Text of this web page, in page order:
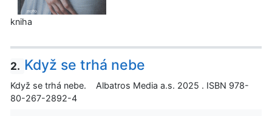
kniha
2. Když se trhá nebe
Když se trhá nebe. Albatros Media a.s. 2025 . ISBN 978-
80-267-2892-4